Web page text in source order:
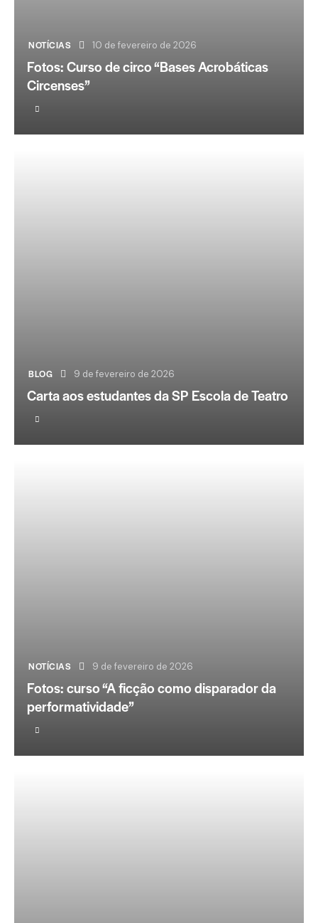
NOTÍCIAS 10 de fevereiro de 2026
Fotos: Curso de circo “Bases Acrobáticas
Circenses”
BLOG 9 de fevereiro de 2026
Carta aos estudantes da SP Escola de Teatro
NOTÍCIAS 9 de fevereiro de 2026
Fotos: curso “A ficção como disparador da
performatividade”